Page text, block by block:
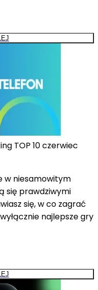
TOP 10 czerwiec
w niesamowitym
się prawdziwymi
się, w co zagrać
najlepsze gry